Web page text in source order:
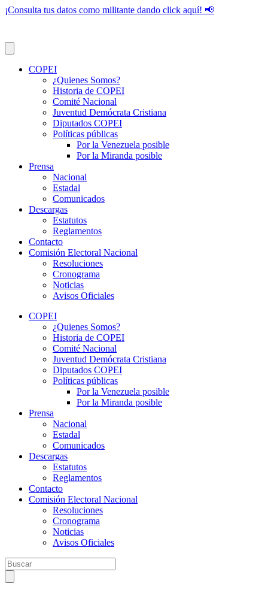
¡Consulta tus datos como militante dando click aquí! 📢
COPEI
¿Quienes Somos?
Historia de COPEI
Comité Nacional
Juventud Demócrata Cristiana
Diputados COPEI
Políticas públicas
Por la Venezuela posible
Por la Miranda posible
Prensa
Nacional
Estadal
Comunicados
Descargas
Estatutos
Reglamentos
Contacto
Comisión Electoral Nacional
Resoluciones
Cronograma
Noticias
Avisos Oficiales
COPEI
¿Quienes Somos?
Historia de COPEI
Comité Nacional
Juventud Demócrata Cristiana
Diputados COPEI
Políticas públicas
Por la Venezuela posible
Por la Miranda posible
Prensa
Nacional
Estadal
Comunicados
Descargas
Estatutos
Reglamentos
Contacto
Comisión Electoral Nacional
Resoluciones
Cronograma
Noticias
Avisos Oficiales